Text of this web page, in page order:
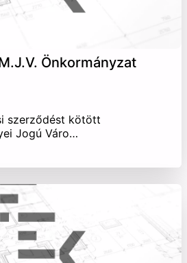
Önkormányzat
szerződést kötött
Jogú Váro…